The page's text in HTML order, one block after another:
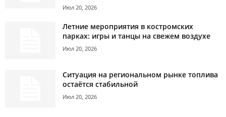
Июл 20, 2026
Летние мероприятия в костромских
парках: игры и танцы на свежем воздухе
Июл 20, 2026
Ситуация на региональном рынке топлива
остаётся стабильной
Июл 20, 2026